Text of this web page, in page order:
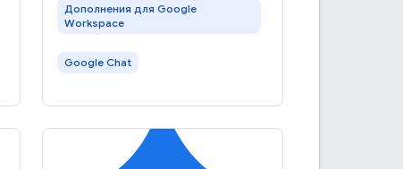
Dialogflow ES to build
Дополнения для Google
Workspace
Google Chat